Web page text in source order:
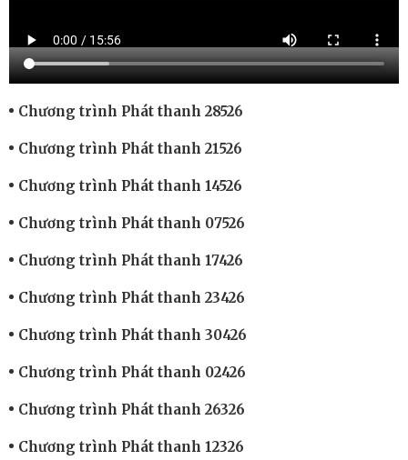
Chương trình Phát thanh 28526
Chương trình Phát thanh 21526
Chương trình Phát thanh 14526
Chương trình Phát thanh 07526
Chương trình Phát thanh 17426
Chương trình Phát thanh 23426
Chương trình Phát thanh 30426
Chương trình Phát thanh 02426
Chương trình Phát thanh 26326
Chương trình Phát thanh 12326